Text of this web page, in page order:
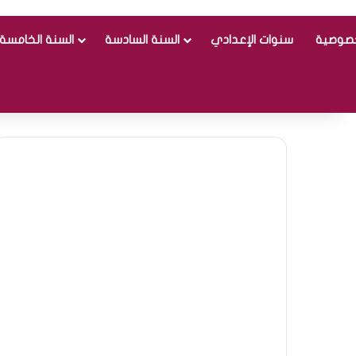
السنة الخامسة السنة السادسة سنوات الإعدادي